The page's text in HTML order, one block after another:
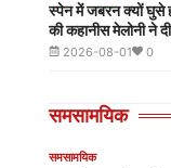
स्पेन में जबरन क्यों घुसे
की कहानीस मेलोनी ने
2026-08-01 0
Guardians of
2026-08-01
समसामयिक
समसामयिक